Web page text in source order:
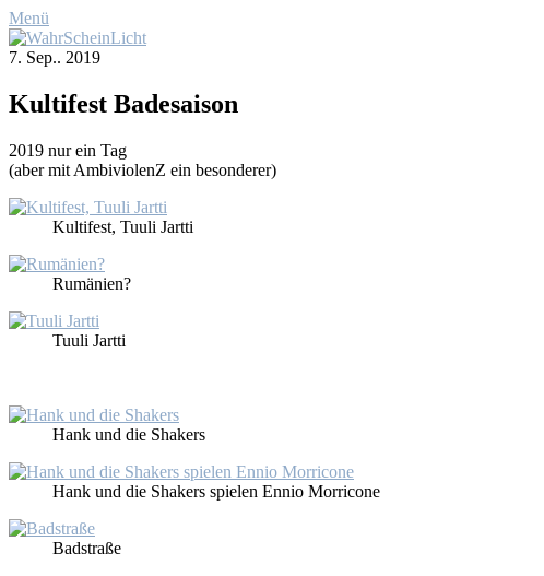
Menü
7. Sep.. 2019
Kul­ti­fest Ba­de­sai­son
2019 nur ein Tag
(aber mit Am­bi­vio­lenZ ein be­son­de­rer)
Kul­ti­fest, Tuuli Jart­ti
Ru­mä­ni­en?
Tuuli Jart­ti
Hank und die Shakers
Hank und die Shakers spie­len En­nio Mor­rico­ne
Bad­stra­ße